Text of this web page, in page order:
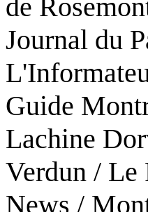
de
Journal du
Guide
Lachine
Verdun / Le
News /